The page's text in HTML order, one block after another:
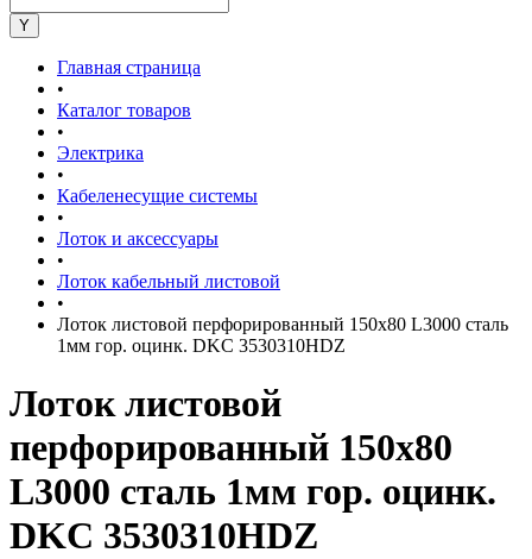
Главная страница
•
Каталог товаров
•
Электрика
•
Кабеленесущие системы
•
Лоток и аксессуары
•
Лоток кабельный листовой
•
Лоток листовой перфорированный 150х80 L3000 сталь
1мм гор. оцинк. DKC 3530310HDZ
Лоток листовой
перфорированный 150х80
L3000 сталь 1мм гор. оцинк.
DKC 3530310HDZ